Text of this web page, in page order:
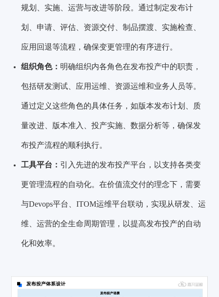
规划、实施、运营与改进等阶段。通过制定发布计
划、申请、评估、资源交付、制品摆渡、实施检查、
应用回退等流程，确保变更管理的有序进行。
组织角色： 明确组织内各角色在发布投产中的职责，
包括研发测试、应用运维、资源运维和业务人员等。
通过定义这些角色的具体任务，如版本发布计划、质
量改进、版本准入、投产实施、数据分析等，确保发
布投产流程的顺利执行。
工具平台： 引入先进的发布投产平台，以支持各类变
更管理流程的自动化。在价值流交付的理念下，需要
与Devops平台、ITOM运维平台联动，实现从研发、运
维、运营的全生命周期管理，以提高发布投产的自动
化和效率。